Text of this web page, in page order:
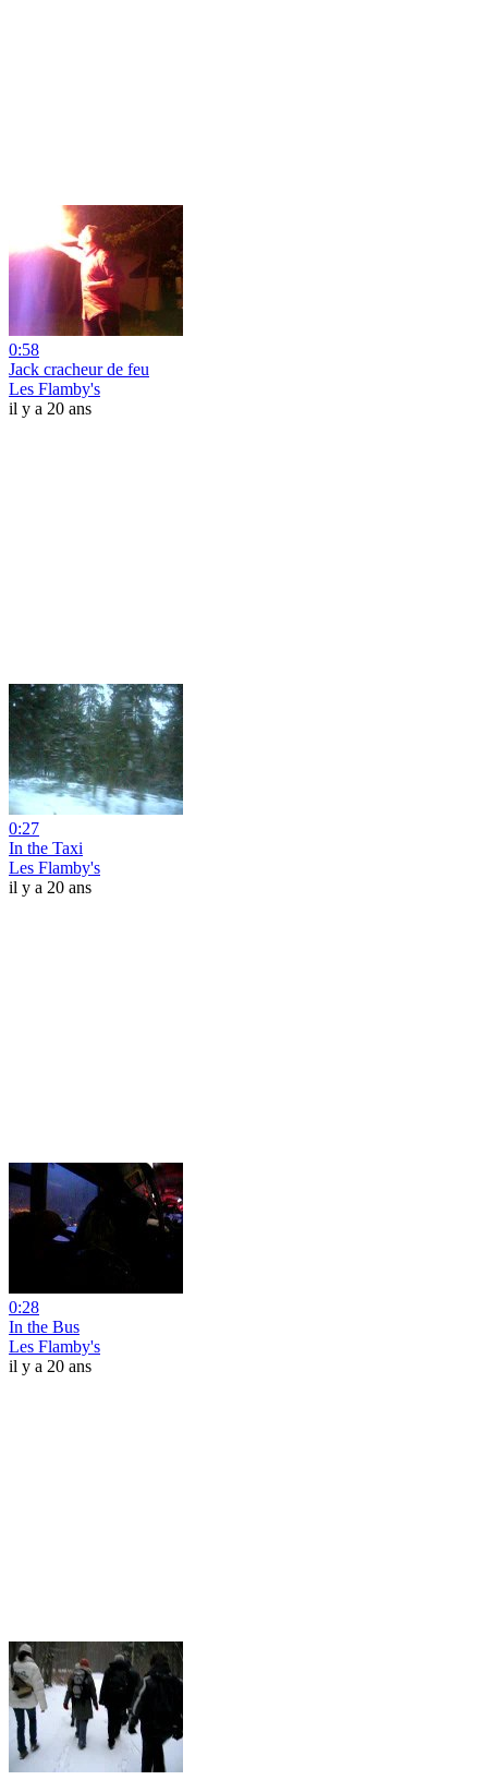
0:58
Jack cracheur de feu
Les Flamby's
il y a 20 ans
0:27
In the Taxi
Les Flamby's
il y a 20 ans
0:28
In the Bus
Les Flamby's
il y a 20 ans